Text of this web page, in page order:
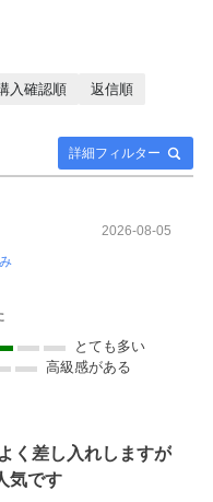
詳細フィルター
入確認順
返信順
2026-08-05
とても多い
高級感がある
く差し入れしますが
気です